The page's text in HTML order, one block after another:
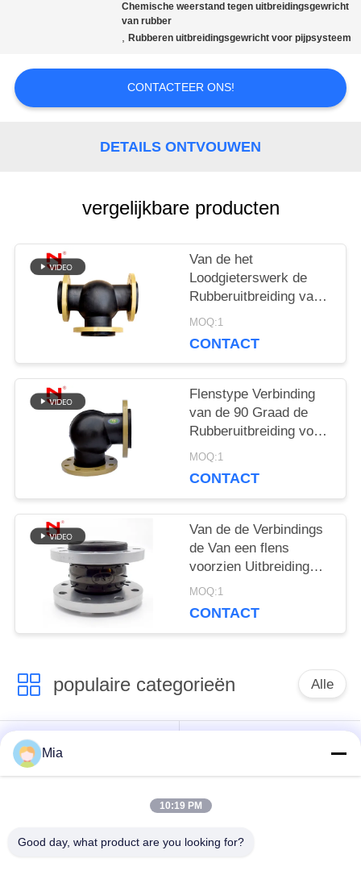
VERZOEK
SITEMAP
PRIVACYBELEID
Chemische weerstand tegen uitbreidingsgewricht
van rubber
,Rubberen uitbreidingsgewricht voor pijpsysteem
CONTACTEER ONS!
DETAILS ONTVOUWEN
vergelijkbare producten
Van de het
Loodgieterswerk de
Rubberuitbreiding van
de T-stukblaasbalg
Verbindingsstraling
MOQ:1
CONTACT
Flenstype Verbinding
van de 90 Graad de
Rubberuitbreiding voor
Loodgieterswerksysteem
MOQ:1
CONTACT
Van de de Verbindings
de Van een flens
voorzien Uitbreiding
van de gevulkaniseerd
van de de
MOQ:1
CONTACT
populaire categorieën Alle
De enige verbinding
van de gebied
rubberuitbreiding
Uitbreidingsverbinding
epdm
Verbinding van de
Mia
10:19 PM
Good day, what product are you looking for?